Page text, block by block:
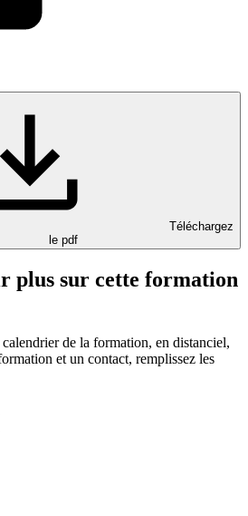
Téléchargez
le pdf
plus sur cette formation
de la formation, en distanciel,
et un contact, remplissez les